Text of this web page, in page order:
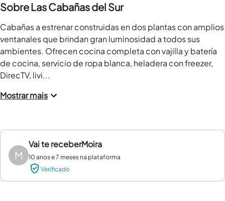
Sobre Las Cabañas del Sur
Cabañas a estrenar construidas en dos plantas con amplios
ventanales que brindan gran luminosidad a todos sus
ambientes. Ofrecen cocina completa con vajilla y batería
de cocina, servicio de ropa blanca, heladera con freezer,
DirecTV, livi...
Mostrar mais
M
Vai te receberMoira
10 anos e 7 meses na plataforma
Verificado